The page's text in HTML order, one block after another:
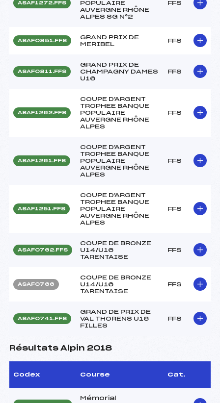
ASAF1272.FFS
POPULAIRE
AUVERGNE RHÔNE
ALPES SG N°2
FFS
ASAF0851.FFS
GRAND PRIX DE
MERIBEL
FFS
ASAF0811.FFS
GRAND PRIX DE
CHAMPAGNY DAMES
U16
FFS
ASAF1262.FFS
COUPE D'ARGENT
TROPHEE BANQUE
POPULAIRE
AUVERGNE RHÔNE
ALPES
FFS
ASAF1261.FFS
COUPE D'ARGENT
TROPHEE BANQUE
POPULAIRE
AUVERGNE RHÔNE
ALPES
FFS
ASAF1251.FFS
COUPE D'ARGENT
TROPHEE BANQUE
POPULAIRE
AUVERGNE RHÔNE
ALPES
FFS
ASAF0762.FFS
COUPE DE BRONZE
U14/U16
TARENTAISE
FFS
ASAF0766
COUPE DE BRONZE
U14/U16
TARENTAISE
FFS
ASAF0741.FFS
GRAND DE PRIX DE
VAL THORENS U16
FILLES
FFS
Résultats Alpin 2018
Codex Course Cat.
Mémorial